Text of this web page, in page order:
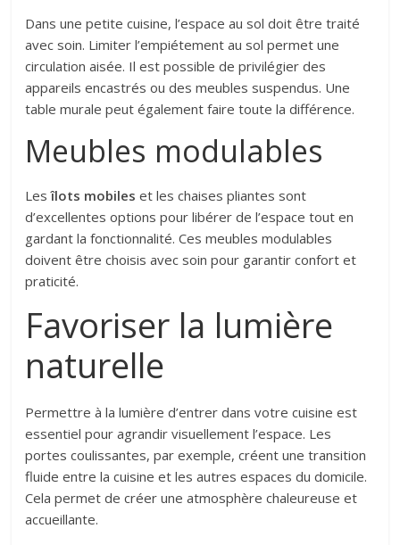
Dans une petite cuisine, l’espace au sol doit être traité
avec soin. Limiter l’empiétement au sol permet une
circulation aisée. Il est possible de privilégier des
appareils encastrés ou des meubles suspendus. Une
table murale peut également faire toute la différence.
Meubles modulables
Lesîlots mobiles et les chaises pliantes sont
d’excellentes options pour libérer de l’espace tout en
gardant la fonctionnalité. Ces meubles modulables
doivent être choisis avec soin pour garantir confort et
praticité.
Favoriser la lumière
naturelle
Permettre à la lumière d’entrer dans votre cuisine est
essentiel pour agrandir visuellement l’espace. Les
portes coulissantes, par exemple, créent une transition
fluide entre la cuisine et les autres espaces du domicile.
Cela permet de créer une atmosphère chaleureuse et
accueillante.